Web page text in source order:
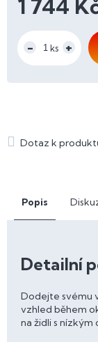
1 744
cena:
Popis
Detailní
Dodejte svému
vzhled během
na židli s nízkým